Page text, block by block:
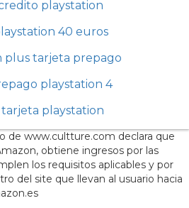
playstation
40 euros
plus tarjeta prepago
playstation 4
playstation
de www.cultture.com declara que
obtiene ingresos por las
los requisitos aplicables y por
del site que llevan al usuario hacia